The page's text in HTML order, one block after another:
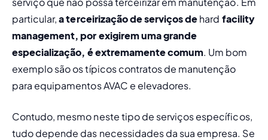
particular, a terceirização de serviços de hard facility
management, por exigirem uma grande
especialização, é extremamente comum. Um bom
exemplo são os típicos contratos de manutenção
para equipamentos AVAC e elevadores.
Contudo, mesmo neste tipo de serviços específicos,
tudo depende das necessidades da sua empresa. Se